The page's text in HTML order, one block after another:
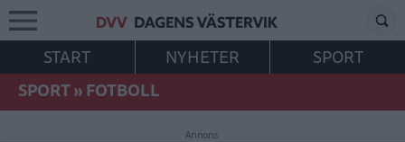
START NYHETER
SPORT
SPORT»FOTBOLL
Annons: